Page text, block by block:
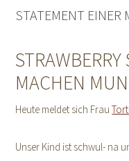
STATEMENT EINER
MACHEN
Heute meldet sich Frau
Unser Kind ist schwul- na